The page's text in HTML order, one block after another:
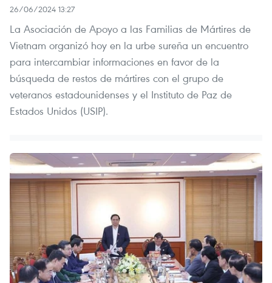
26/06/2024 13:27
La Asociación de Apoyo a las Familias de Mártires de
Vietnam organizó hoy en la urbe sureña un encuentro
para intercambiar informaciones en favor de la
búsqueda de restos de mártires con el grupo de
veteranos estadounidenses y el Instituto de Paz de
Estados Unidos (USIP).